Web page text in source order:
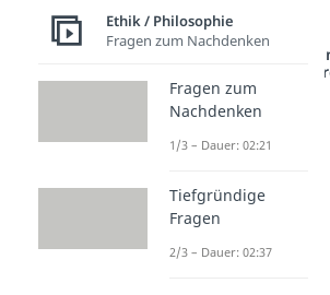
Körper tauschen
Studyflix vernetzt: Hier
anderen
Ethik / Philosophie
Fragen zum Nachdenken
Fragen zum
Nachdenken
1/3 – Dauer: 02:21
Tiefgründige
Fragen
2/3 – Dauer: 02:37